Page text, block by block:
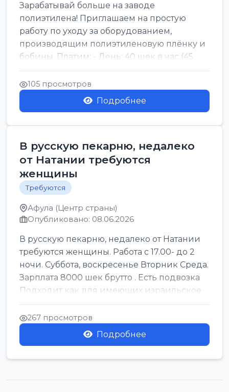
Зарабатывай больше на заводе
полиэтилена! Приглашаем на простую
работу по уходу за оборудованием,
производящим полиэтиленовую плёнку и
бобины. Платим: - День: 40 шек в час (45
для синих бумаг и виз) -...
105 просмотров
Подробнее
В русскую пекарню, недалеко
от Натании требуются
женщины
Требуются
Афула (Центр страны)
Опубликовано: 08.06.2026
В русскую пекарню, недалеко от Натании
требуются женщины. Работа с 17.00- до 2
ночи. Суббота, воскресенье Вторник Среда.
Зарплата 8000 шек брутто . Есть подвозка
Подходит как для имеющих израильское
г...
267 просмотров
Подробнее